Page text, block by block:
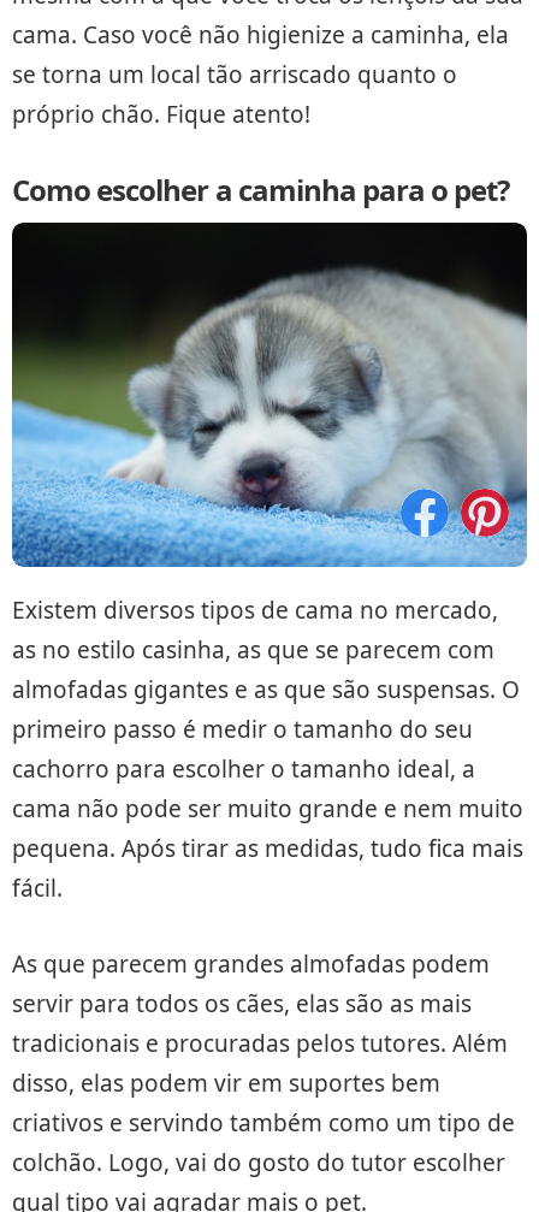
cama. Caso você não higienize a caminha, ela
se torna um local tão arriscado quanto o
próprio chão. Fique atento!
Como escolher a caminha para o pet?
Existem diversos tipos de cama no mercado,
as no estilo casinha, as que se parecem com
almofadas gigantes e as que são suspensas. O
primeiro passo é medir o tamanho do seu
cachorro para escolher o tamanho ideal, a
cama não pode ser muito grande e nem muito
pequena. Após tirar as medidas, tudo fica mais
fácil.
As que parecem grandes almofadas podem
servir para todos os cães, elas são as mais
tradicionais e procuradas pelos tutores. Além
disso, elas podem vir em suportes bem
criativos e servindo também como um tipo de
colchão. Logo, vai do gosto do tutor escolher
qual tipo vai agradar mais o pet.